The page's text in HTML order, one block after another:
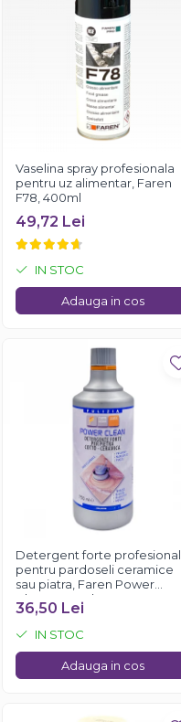
Vaselina spray profesionala
pentru uz alimentar, Faren
F78, 400ml
49,72 Lei
IN STOC
Adauga in cos
Detergent forte profesional
pentru pardoseli ceramice
sau piatra, Faren Power
Clean, 750 ml
36,50 Lei
IN STOC
Adauga in cos